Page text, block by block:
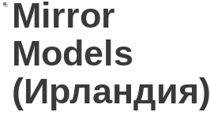
Mirror
Models
(Ирландия)